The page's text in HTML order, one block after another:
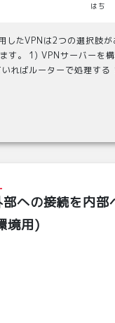
はち
したVPNは2つの選択肢
す。 1) VPNサーバーを
ればルーターで処理する
への接続を内部
境用)